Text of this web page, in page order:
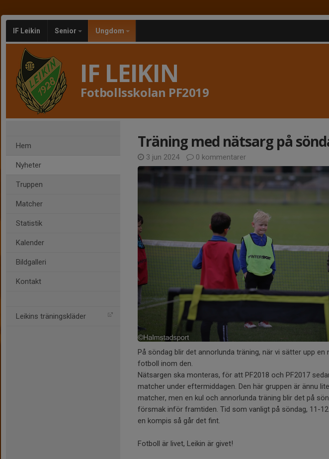
IF Leikin Senior Ungdom
IF LEIKIN
Fotbollsskolan PF2019
Hem
Nyheter
Truppen
Matcher
Statistik
Kalender
Bildgalleri
Kontakt
Leikins träningskläder
Träning med nätsarg på
3 jun 2024 0 kommentarer
På söndag blir det annorlunda träning, när vi sätter upp en
fotboll inom den.
Nätsargen ska monteras, för att PF2018 och PF2017
matcher under eftermiddagen. Den här gruppen är ännu
matcher, men en kul och annorlunda träning blir det på
försmak inför framtiden. Tid som vanligt på söndag, 11-
en kompis så går det fint.
Fotboll är livet, Leikin är givet!